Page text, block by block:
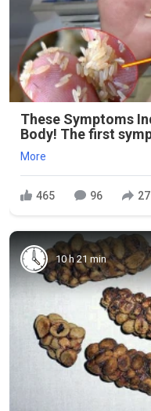
These Symptoms
Body! The first
More
465 96
10 h 21 min